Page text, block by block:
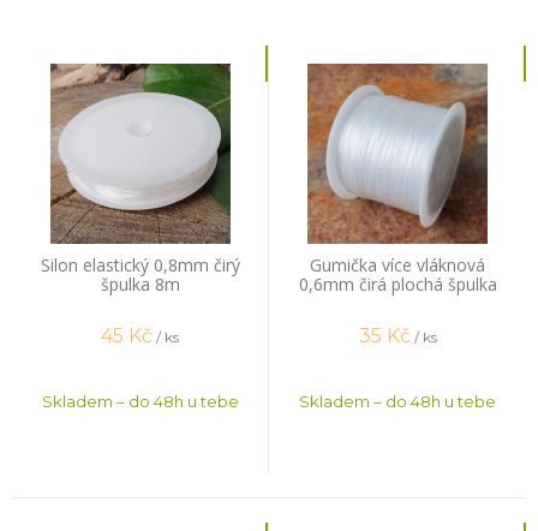
Silon elastický 0,8mm čirý
špulka 8m
45 Kč / ks
Skladem – do 48h u tebe
Gumička více vláknová
0,6mm čirá plochá špulka
44m
35 Kč / ks
Skladem – do 48h u tebe